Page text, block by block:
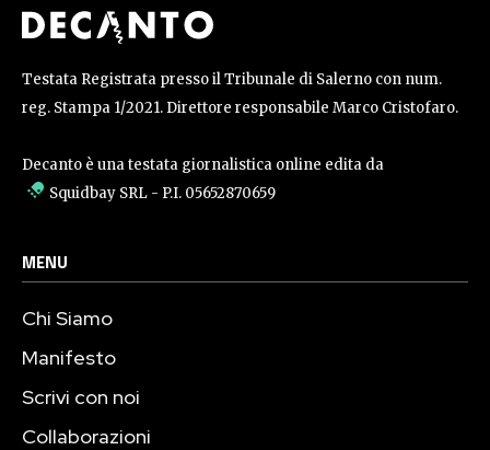
Testata Registrata presso il Tribunale di Salerno con num.
reg. Stampa 1/2021. Direttore responsabile Marco Cristofaro.
Decanto è una testata giornalistica online edita da
Squidbay SRL - P.I. 05652870659
MENU
Chi Siamo
Manifesto
Scrivi con noi
Collaborazioni